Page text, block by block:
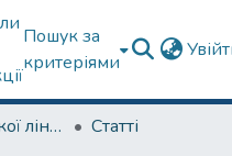
Пошук за
критеріями
Кафедра української лінгвістики, літератури та методики навчання
Статті